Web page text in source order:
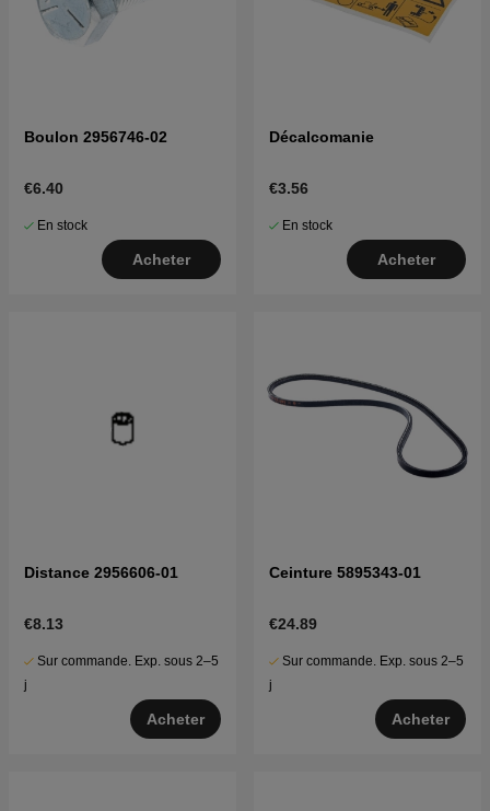
Boulon 2956746-02
€6.40
En stock
Acheter
Décalcomanie
€3.56
En stock
Acheter
Distance 2956606-01
€8.13
Sur commande. Exp. sous 2–5
j
Acheter
Ceinture 5895343-01
€24.89
Sur commande. Exp. sous 2–5
j
Acheter